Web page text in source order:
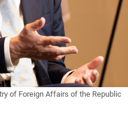
of Foreign Affairs of the Republic